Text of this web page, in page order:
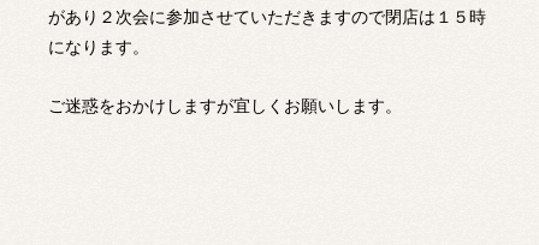
があり２次会に参加させていただきますので閉店は１５時
になります。
ご迷惑をおかけしますが宜しくお願いします。